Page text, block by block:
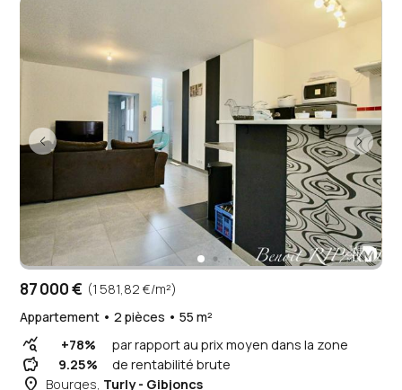
87 000 € (1 581,82 €/m²)
Appartement • 2 pièces • 55 m²
query_stats +78% par rapport au prix moyen dans la zone
savings 9.25% de rentabilité brute
place Bourges, Turly - Gibjoncs